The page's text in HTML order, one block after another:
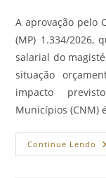
A aprovação pelo
(MP) 1.334/2026,
salarial do
situação
impacto
Municípios (CNM)
Continue Lendo